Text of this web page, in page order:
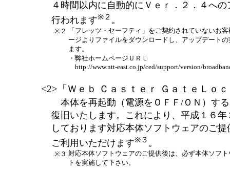
４時間以内に自動的にＶｅｒ．２．４へ
行われます※２ 。
※２
「フレッツ・セーフティ」をご契約されていないお
ージよりファイルをダウンロードし、アップデート
ます。
・ 弊社ホームページＵＲＬ
http://www.ntt-east.co.jp/ced/support/version/
<2>「Ｗｅｂ Ｃａｓｔｅｒ ＧａｔｅＬｏ
本体を再起動（電源をＯＦＦ/ＯＮ）す
復旧いたします。これにより、平成１６
しております対応本体ソフトウェアのご
ご利用いただけます※３ 。
※３ 対応本体ソフトウェアのご提供後は、必ず本体ソフ
トを実施して下さい。